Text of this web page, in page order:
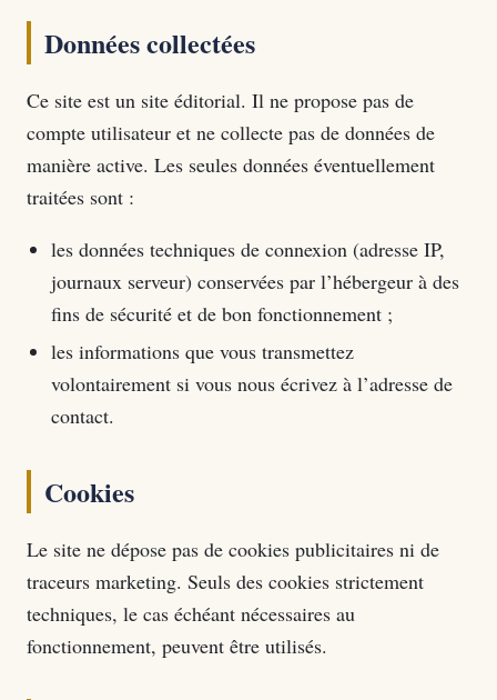
Données collectées
Ce site est un site éditorial. Il ne propose pas de
compte utilisateur et ne collecte pas de données de
manière active. Les seules données éventuellement
traitées sont :
les données techniques de connexion (adresse IP,
journaux serveur) conservées par l’hébergeur à des
fins de sécurité et de bon fonctionnement ;
les informations que vous transmettez
volontairement si vous nous écrivez à l’adresse de
contact.
Cookies
Le site ne dépose pas de cookies publicitaires ni de
traceurs marketing. Seuls des cookies strictement
techniques, le cas échéant nécessaires au
fonctionnement, peuvent être utilisés.